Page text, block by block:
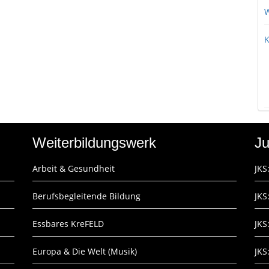
Weiterbildungswerk
Arbeit & Gesundheit
Berufsbegleitende Bildung
Essbares KreFELD
Europa & Die Welt (Musik)